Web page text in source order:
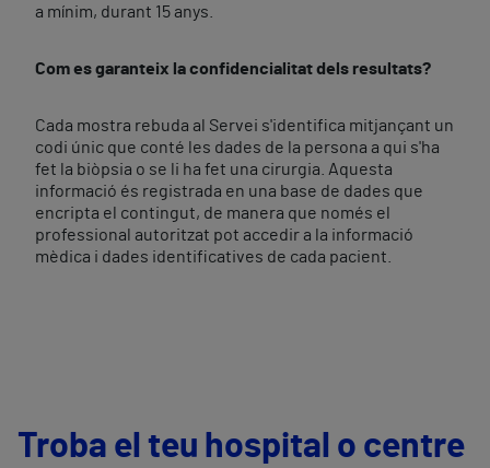
a mínim, durant 15 anys.
Com es garanteix la confidencialitat dels resultats?
Cada mostra rebuda al Servei s'identifica mitjançant un
codi únic que conté les dades de la persona a qui s'ha
fet la biòpsia o se li ha fet una cirurgia. Aquesta
informació és registrada en una base de dades que
encripta el contingut, de manera que només el
professional autoritzat pot accedir a la informació
mèdica i dades identificatives de cada pacient.
Troba el teu hospital o centre